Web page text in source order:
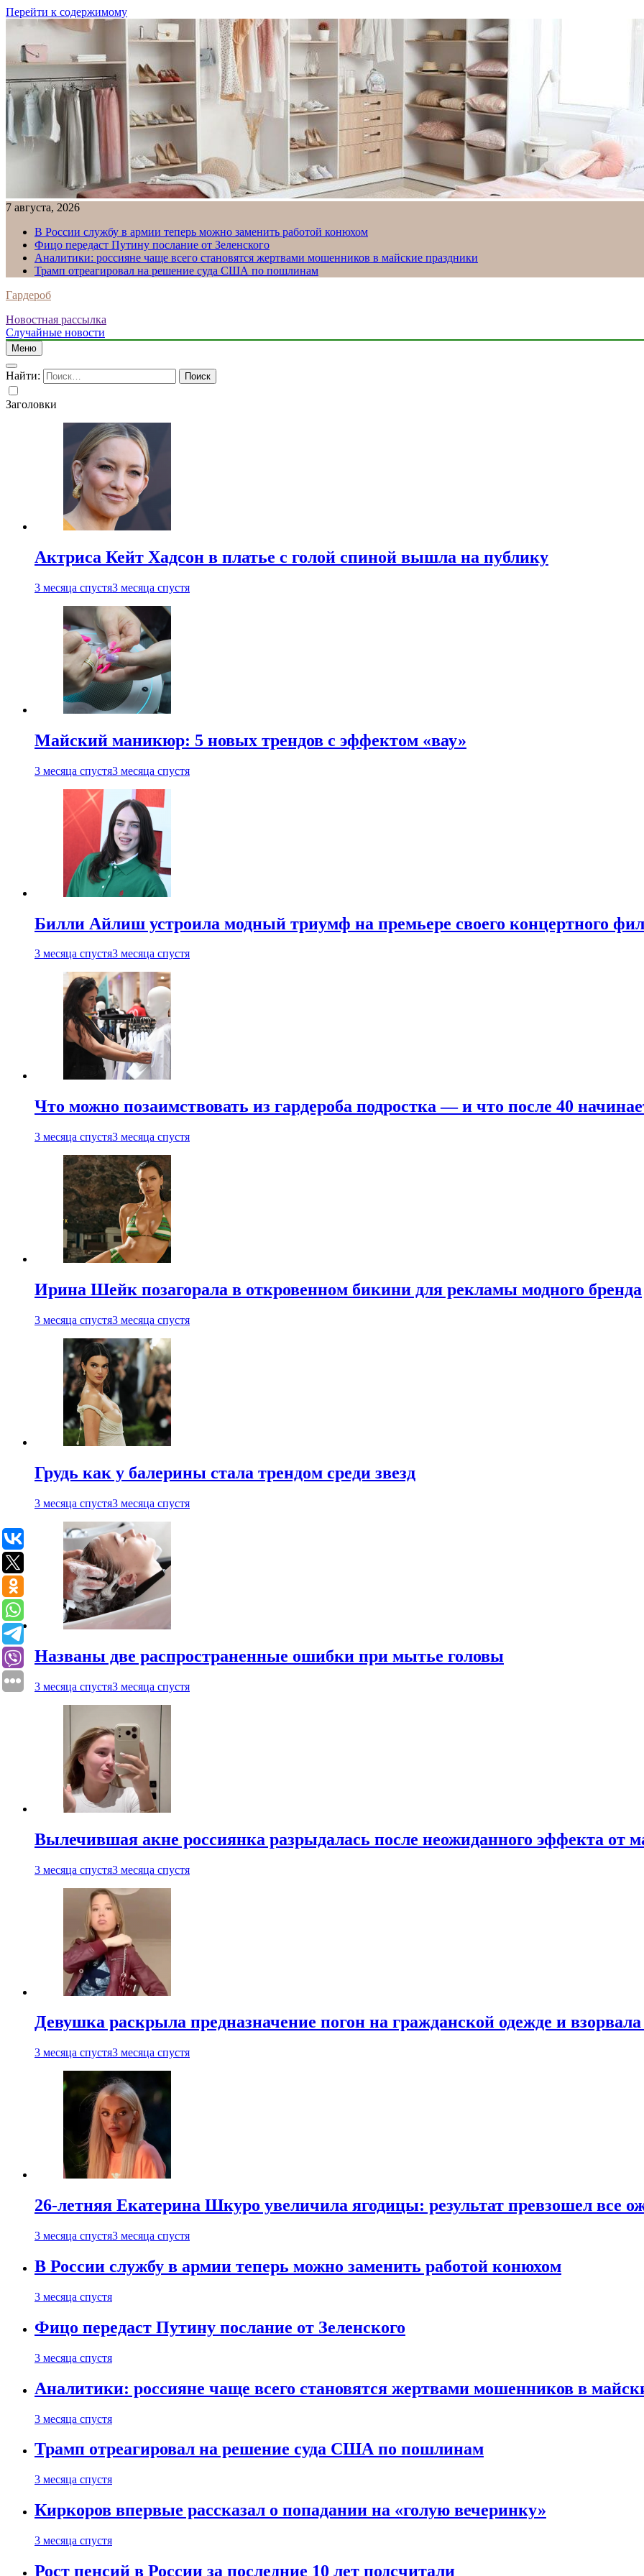
Перейти к содержимому
7 августа, 2026
В России службу в армии теперь можно заменить работой конюхом
Фицо передаст Путину послание от Зеленского
Аналитики: россияне чаще всего становятся жертвами мошенников в майские праздники
Трамп отреагировал на решение суда США по пошлинам
Гардероб
Новостная рассылка
Случайные новости
Меню
Найти:
Заголовки
Актриса Кейт Хадсон в платье с голой спиной вышла на публику
3 месяца спустя3 месяца спустя
Майский маникюр: 5 новых трендов с эффектом «вау»
3 месяца спустя3 месяца спустя
Билли Айлиш устроила модный триумф на премьере своего концертного
3 месяца спустя3 месяца спустя
Что можно позаимствовать из гардероба подростка — и что после 40
3 месяца спустя3 месяца спустя
Ирина Шейк позагорала в откровенном бикини для рекламы модного бренда
3 месяца спустя3 месяца спустя
Грудь как у балерины стала трендом среди звезд
3 месяца спустя3 месяца спустя
Названы две распространенные ошибки при мытье головы
3 месяца спустя3 месяца спустя
Вылечившая акне россиянка разрыдалась после неожиданного эффекта от
3 месяца спустя3 месяца спустя
Девушка раскрыла предназначение погон на гражданской одежде и взорвала
3 месяца спустя3 месяца спустя
26-летняя Екатерина Шкуро увеличила ягодицы: результат превзошел все
3 месяца спустя3 месяца спустя
В России службу в армии теперь можно заменить работой конюхом
3 месяца спустя
Фицо передаст Путину послание от Зеленского
3 месяца спустя
Аналитики: россияне чаще всего становятся жертвами мошенников в
3 месяца спустя
Трамп отреагировал на решение суда США по пошлинам
3 месяца спустя
Киркоров впервые рассказал о попадании на «голую вечеринку»
3 месяца спустя
Рост пенсий в России за последние 10 лет подсчитали